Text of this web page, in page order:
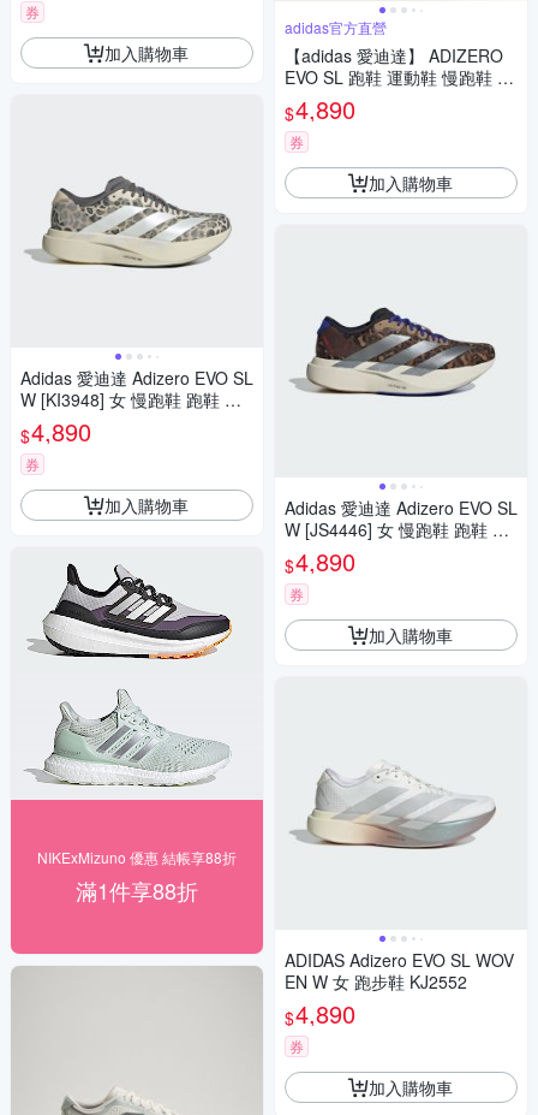
券
加入購物車
Adidas 愛迪達 Adizero EVO SL
W [KI3948] 女 慢跑鞋 跑鞋 路
跑 米 灰
$4,890
券
加入購物車
NIKExMizuno 優惠 結帳享88折
滿1件享88折
adidas官方直營
【adidas 愛迪達】 ADIZERO
EVO SL 跑鞋 運動鞋 慢跑鞋 女
鞋 KI4794
$4,890
券
加入購物車
Adidas 愛迪達 Adizero EVO SL
W [JS4446] 女 慢跑鞋 跑鞋 路
跑 豹紋 競速 馬拉松
$4,890
券
加入購物車
ADIDAS Adizero EVO SL WOV
EN W 女 跑步鞋 KJ2552
$4,890
券
加入購物車